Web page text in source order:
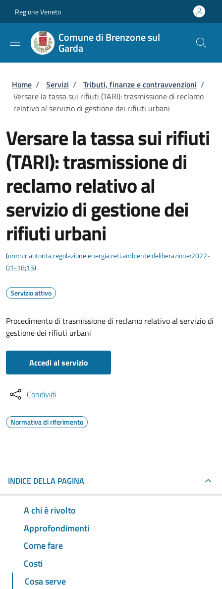
Regione Veneto
Comune di Brenzone sul
Garda
Briciole di pane
Home / Servizi / Tributi, finanze e contravvenzioni /
Versare la tassa sui rifiuti (TARI): trasmissione di reclamo
relativo al servizio di gestione dei rifiuti urbani
Versare la tassa sui rifiuti
(TARI): trasmissione di
reclamo relativo al
servizio di gestione dei
rifiuti urbani
(urn:nir:autorita.regolazione.energia.reti.ambiente:deliberazione:2022-
01-18;15)
Servizio attivo
Procedimento di trasmissione di reclamo relativo al servizio di
gestione dei rifiuti urbani
Accedi al servizio
Condividi
Normativa di riferimento
INDICE DELLA PAGINA
A chi è rivolto
Approfondimenti
Come fare
Costi
Cosa serve